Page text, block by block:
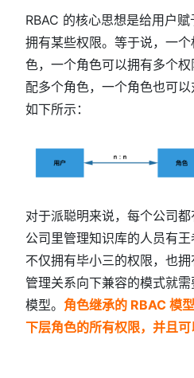
RBAC 的核心思想是给用户
拥有某些权限。等于说，一
色，一个角色可以拥有多个
配多个角色，一个角色也可
如下所示：
对于派聪明来说，每个公司
公司里管理知识库的人员有
不仅拥有毕小三的权限，也
管理关系向下兼容的模式就
模型。 角色继承的 RBAC 模
下层角色的所有权限，并且可